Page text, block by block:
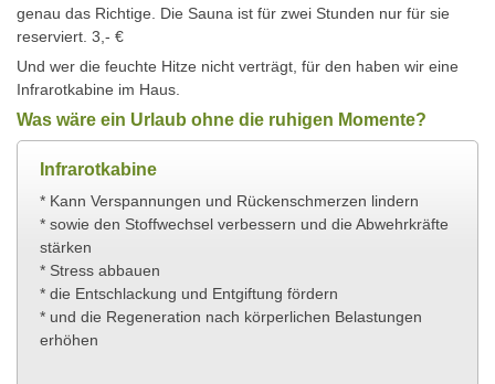
genau das Richtige. Die Sauna ist für zwei Stunden nur für sie
reserviert. 3,- €
Und wer die feuchte Hitze nicht verträgt, für den haben wir eine
Infrarotkabine im Haus.
Was wäre ein Urlaub ohne die ruhigen Momente?
Infrarotkabine
* Kann Verspannungen und Rückenschmerzen lindern
* sowie den Stoffwechsel verbessern und die Abwehrkräfte
stärken
* Stress abbauen
* die Entschlackung und Entgiftung fördern
* und die Regeneration nach körperlichen Belastungen
erhöhen